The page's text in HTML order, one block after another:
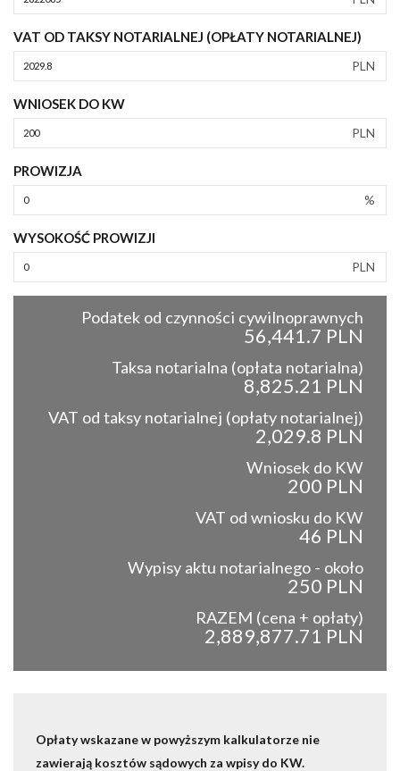
VAT OD TAKSY NOTARIALNEJ (OPŁATY NOTARIALNEJ)
PLN
WNIOSEK DO KW
PLN
PROWIZJA
%
WYSOKOŚĆ PROWIZJI
PLN
Podatek od czynności cywilnoprawnych
56,441.7 PLN
Taksa notarialna (opłata notarialna)
8,825.21 PLN
VAT od taksy notarialnej (opłaty notarialnej)
2,029.8 PLN
Wniosek do KW
200 PLN
VAT od wniosku do KW
46 PLN
Wypisy aktu notarialnego - około
250 PLN
RAZEM (cena + opłaty)
2,889,877.71 PLN
Opłaty wskazane w powyższym kalkulatorze nie
zawierają kosztów sądowych za wpisy do KW.